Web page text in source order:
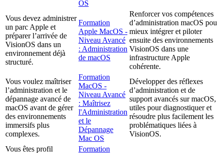
OS
Vous devez administrer
un parc Apple et
préparer l’arrivée de
VisionOS dans un
environnement déjà
structuré.
Formation
Apple MacOS -
Niveau Avancé
: Administration
de macOS
Renforcer vos compétences
d’administration macOS
mieux intégrer et piloter
ensuite des environnements
VisionOS dans une
infrastructure Apple
cohérente.
Vous voulez maîtriser
l’administration et le
dépannage avancé de
macOS avant de gérer
des environnements
immersifs plus
complexes.
Formation
MacOS -
Niveau Avancé
: Maîtrisez
l'Administration
et le
Dépannage
Mac OS
Développer des réflexes
d’administration et de
support avancés sur macOS,
utiles pour diagnostiquer et
résoudre plus facilement les
problématiques liées à
VisionOS.
Vous êtes profil
Formation